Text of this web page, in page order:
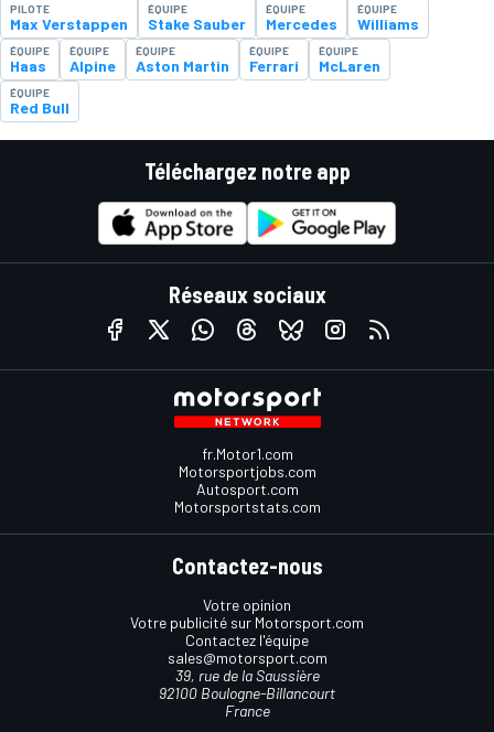
PILOTE
Max Verstappen
ÉQUIPE
Stake Sauber
ÉQUIPE
Mercedes
ÉQUIPE
Williams
ÉQUIPE
Haas
ÉQUIPE
Alpine
ÉQUIPE
Aston Martin
ÉQUIPE
Ferrari
ÉQUIPE
McLaren
ÉQUIPE
Red Bull
Téléchargez notre app
Réseaux sociaux
fr.Motor1.com
Motorsportjobs.com
Autosport.com
Motorsportstats.com
Contactez-nous
Votre opinion
Votre publicité sur Motorsport.com
Contactez l'équipe
sales@motorsport.com
39, rue de la Saussière
92100 Boulogne-Billancourt
France